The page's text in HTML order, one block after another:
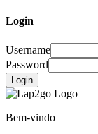
Login
Username
Password
Login
Bem-vindo